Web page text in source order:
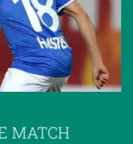
MATCH